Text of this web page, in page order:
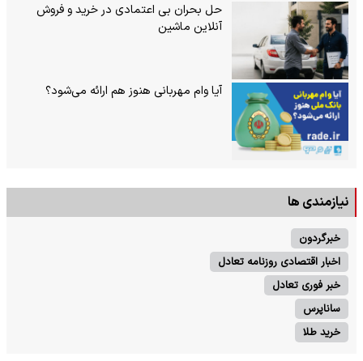
حل بحران بی‌ اعتمادی در خرید و فروش
آنلاین ماشین
آیا وام مهربانی هنوز هم ارائه می‌شود؟
نیازمندی ها
خبرگردون
اخبار اقتصادی روزنامه تعادل
خبر فوری تعادل
ساناپرس
خرید طلا